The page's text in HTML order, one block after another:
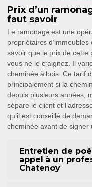
Prix d’un
faut savoir
Le ramonage est une
propriétaires
savoir que le prix de cette
vous ne le craignez. Il
cheminée à bois. Ce tarif
principalement si la
depuis plusieurs années,
sépare le client et
qu’il est conseillé de
cheminée avant de signer
Entretien de
appel à un
Chatenoy